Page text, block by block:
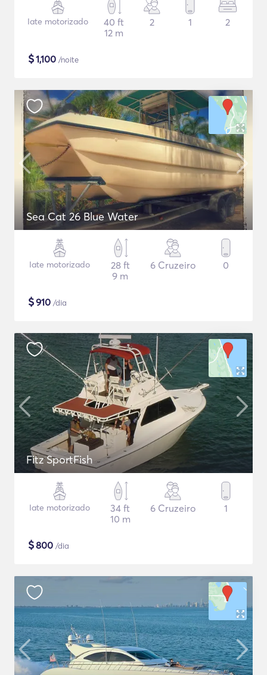
Iate motorizado
40 ft
12 m
2 1 2
$1,100 /noite
Sea Cat 26 Blue Water
Iate motorizado
28 ft
9 m
6 Cruzeiro 0
$910 /dia
Fitz SportFish
Iate motorizado
34 ft
10 m
6 Cruzeiro 1
$800 /dia